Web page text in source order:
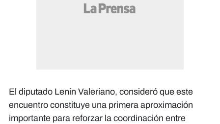
El diputado Lenin Valeriano, consideró que este
encuentro constituye una primera aproximación
importante para reforzar la coordinación entre